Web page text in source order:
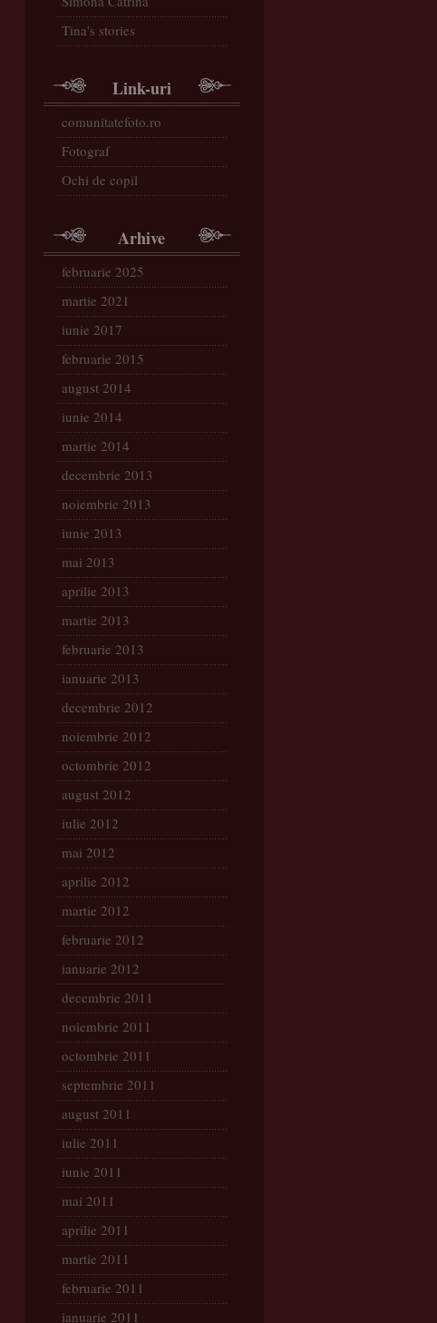
Tina's stories
Link-uri
comunitatefoto.ro
Fotograf
Ochi de copil
Arhive
februarie 2025
martie 2021
iunie 2017
februarie 2015
august 2014
iunie 2014
martie 2014
decembrie 2013
noiembrie 2013
iunie 2013
mai 2013
aprilie 2013
martie 2013
februarie 2013
ianuarie 2013
decembrie 2012
noiembrie 2012
octombrie 2012
august 2012
iulie 2012
mai 2012
aprilie 2012
martie 2012
februarie 2012
ianuarie 2012
decembrie 2011
noiembrie 2011
octombrie 2011
septembrie 2011
august 2011
iulie 2011
iunie 2011
mai 2011
aprilie 2011
martie 2011
februarie 2011
ianuarie 2011